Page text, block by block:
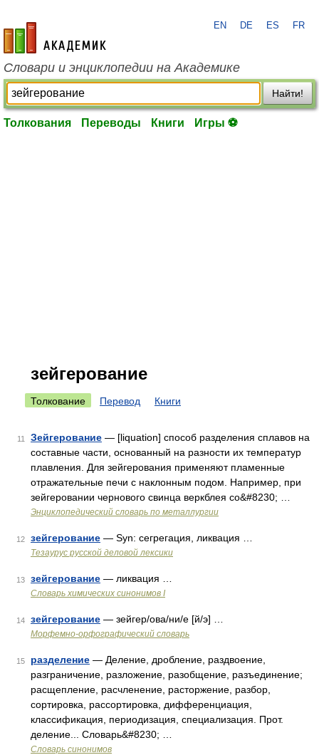
academic.ru
EN DE ES FR
Словари и энциклопедии на Академике
Найти!
Толкования Переводы Книги Игры ⚽
зейгерование
Толкование Перевод Книги
11 Зейгерование — [liquation] способ разделения сплавов на
составные части, основанный на разности их температур
плавления. Для зейгерования применяют пламенные
отражательные печи с наклонным подом. Например, при
зейгеровании чернового свинца веркблея со&#8230; …
Энциклопедический словарь по металлургии
12 зейгерование — Syn: сегрегация, ликвация …
Тезаурус русской деловой лексики
13 зейгерование — ликвация …
Cловарь химических синонимов I
14 зейгерование — зейгер/ова/ни/е [й/э] …
Морфемно-орфографический словарь
15 разделение — Деление, дробление, раздвоение,
разграничение, разложение, разобщение, разъединение;
расщепление, расчленение, расторжение, разбор,
сортировка, рассортировка, дифференциация,
классификация, периодизация, специализация. Прот.
деление... Словарь&#8230; …
Словарь синонимов